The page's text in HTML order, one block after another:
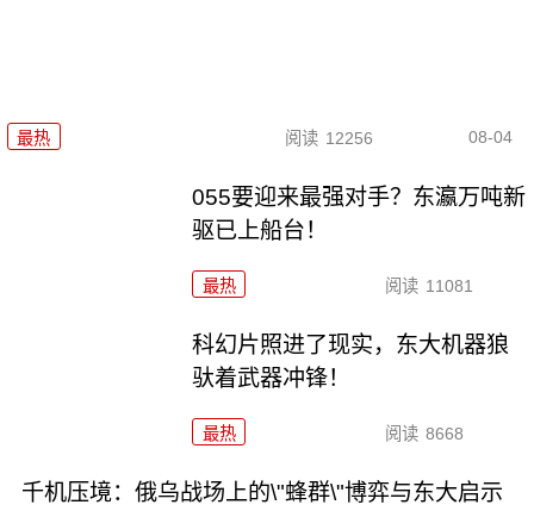
最热 阅读 12256 08-04
055要迎来最强对手？东瀛万吨新
驱已上船台！
最热 阅读 11081
科幻片照进了现实，东大机器狼
驮着武器冲锋！
最热 阅读 8668
千机压境：俄乌战场上的\"蜂群\"博弈与东大启示